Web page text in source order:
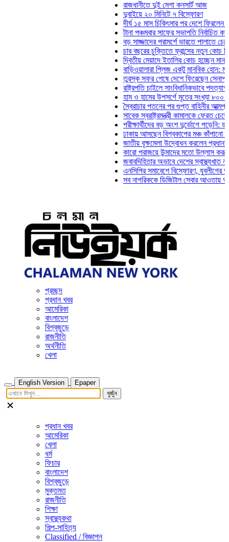
রাজধানীতে দুই মেগা কনসার্ট আজ
দুবাইয়ে ২০ মিনিটে ৭ বিস্ফোরণ
দীর্ঘ ১৫ মাস চিকিৎসার পর দেশে ফিরলেন ইলিয়াস
টানা পঞ্চমবার সাফের সভাপতি নির্বাচিত কাজী
বড় সাজ্জাদের পরামর্শে ভারতে পালাতে
চার বছরের চুক্তিতে ফ্রান্সের নতুন কোচ জিদান
দ্বিতীয় মেয়াদে ইতালির কোচ হচ্ছেন মানচিনি
বাড়িওয়ালারা প্লিজ একটু মানবিক হোন: মনিরা মিঠু
তুরস্ক সফর শেষে দেশে ফিরেছেন সেনাপ্রধান
রাষ্ট্রপতি চাইলে সাংবিধানিকভাবে পদত্যাগ করতে
হাম ও হামের উপসর্গে মৃতের সংখ্যা ৮০০ ছাড়াল
স্বৈরাচার পতনের পর গুপ্ত বাহিনীর আত্মপ্রকাশ:
সাবেক স্বরাষ্ট্রমন্ত্রী কামালকে ফেরত চেয়ে
পরীক্ষার্থীদের বড় অংশ দুর্ভোগে পড়েনি: ড. মাহ্‌দী
ঢাকায় আসছেন বিশ্বকাপের মঞ্চ কাঁপানো সেই সঞ্জয়
জাতীয় বৃক্ষমেলা উদ্বোধন করলেন প্রধানমন্ত্রী
কারো পরাজয়ে উন্মাদের মতো উল্লাস করতে হয় না:
জবাবদিহিতার অভাবে দেশের স্বাস্থ্যখাত নানা
এনসিপির সমাবেশে বিস্ফোরণ, যুবলীগের দুই
সব নাগরিককে ডিজিটাল সেবার আওতায় আনতে হবে:
প্রচ্ছদ
প্রধান খবর
আমেরিকা
বাংলাদেশ
বিশ্বজুড়ে
রাজনীতি
অর্থনীতি
খেলা
English Version
Epaper
খুজুঁন
প্রধান খবর
আমেরিকা
খেলা
ধর্ম
ফিচার
বাংলাদেশ
বিশ্বজুড়ে
মুক্তমত
রাজনীতি
শিক্ষা
স্বাস্থ্যকথা
শিল্প-সাহিত্য
Classified / বিজ্ঞাপন